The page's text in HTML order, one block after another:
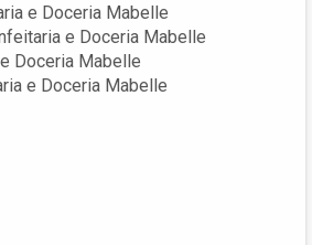
e Doceria Mabelle
e Doceria Mabelle
Doceria Mabelle
e Doceria Mabelle